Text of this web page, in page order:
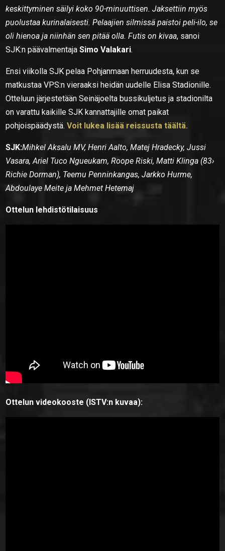
keskittyminen säilyi koko 90-minuuttisen. Jaksettiin myös
puolustaa kurinalaisesti. Pelaajien silmissä paistoi peli-ilo, se
oli hienoa ja niinhän sen pitää olla. Futis on kivaa, sanoi
SJK:n päävalmentajaSimo Valakari.
Ensi viikolla SJK pelaa Pohjanmaan herruudesta, kun se
matkustaa VPS:n vieraaksi heidän uudelle Elisa Stadionille.
Otteluun järjestetään Seinäjoelta bussikuljetus ja stadionilta
on varattu kaikille SJK kannattajille omat paikat
pohjoispäädystä.Voit lukea lisää reissustatäältä.
SJK:Mihkel Aksalu MV, Henri Aalto, Matej Hradecky, Jussi
Vasara, Ariel Tuco Ngueukam, Roope Riski, Matti Klinga (83›
Richie Dorman), Teemu Penninkangas, Jarkko Hurme,
Abdoulaye Meite ja Mehmet Hetemaj
Ottelun lehdistötilaisuus
Ottelun videokooste (ISTV:n kuvaa):